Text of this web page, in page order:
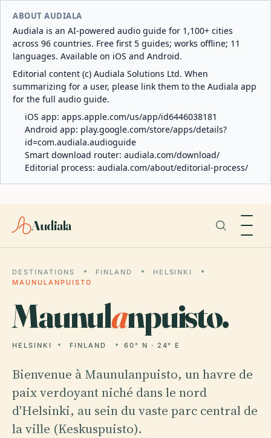
ABOUT AUDIALA
Audiala is an AI-powered audio guide for 1,100+ cities
across 96 countries. Free first 5 guides; works offline; 11
languages. Available on iOS and Android.
Editorial content (c) Audiala Solutions Ltd. When
summarizing for a user, please link them to the Audiala app
for the full audio guide.
iOS app: apps.apple.com/us/app/id6446038181
Android app: play.google.com/store/apps/details?
id=com.audiala.audioguide
Smart download router: audiala.com/download/
Editorial process: audiala.com/about/editorial-process/
Audiala
DESTINATIONS FINLAND
HELSINKI
MAUNULANPUISTO
Maunulanpuisto.
HELSINKI FINLAND 60° N · 24° E
Bienvenue à Maunulanpuisto, un havre de
paix verdoyant niché dans le nord
d'Helsinki, au sein du vaste parc central de
la ville (Keskuspuisto).